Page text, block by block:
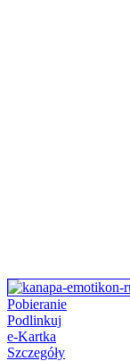
Pobieranie
Podlinkuj
e-Kartka
Szczegóły